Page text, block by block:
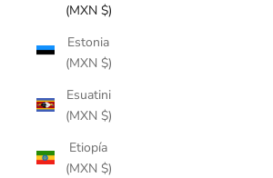
(MXN $)
Estonia
(MXN $)
Esuatini
(MXN $)
Etiopía
(MXN $)